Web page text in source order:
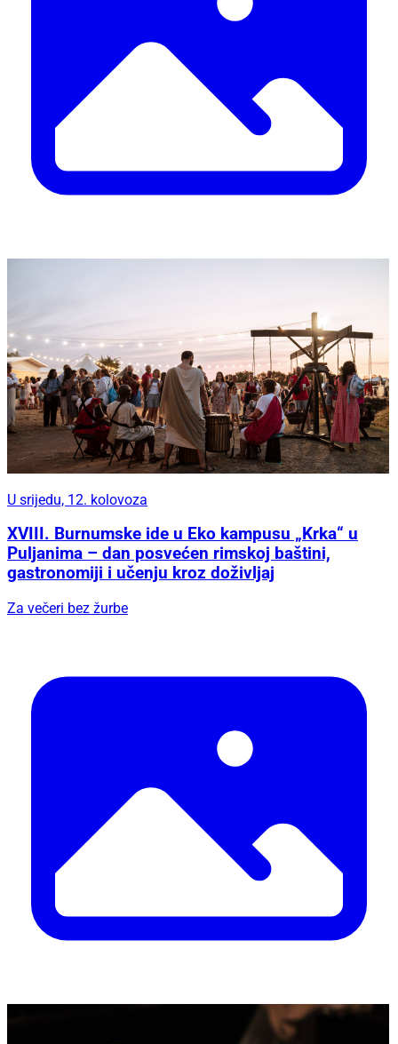
U srijedu, 12. kolovoza
XVIII. Burnumske ide u Eko kampusu „Krka“ u
Puljanima – dan posvećen rimskoj baštini,
gastronomiji i učenju kroz doživljaj
Za večeri bez žurbe